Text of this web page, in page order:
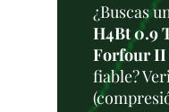
¿Buscas
H4Bt 0.9
Forfour II
fiable?